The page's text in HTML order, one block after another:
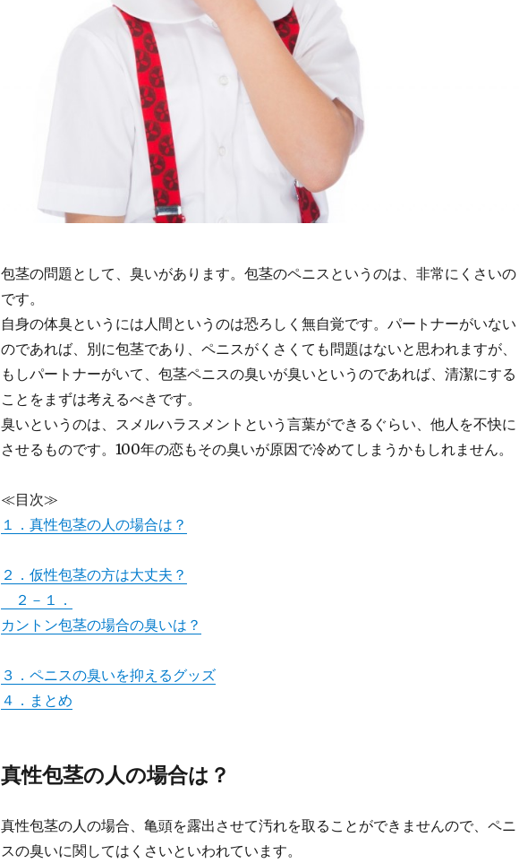
包茎の問題として、臭いがあります。包茎のペニスというのは、非常にくさいの
です。
自身の体臭というには人間というのは恐ろしく無自覚です。パートナーがいない
のであれば、別に包茎であり、ペニスがくさくても問題はないと思われますが、
もしパートナーがいて、包茎ペニスの臭いが臭いというのであれば、清潔にする
ことをまずは考えるべきです。
臭いというのは、スメルハラスメントという言葉ができるぐらい、他人を不快に
させるものです。100年の恋もその臭いが原因で冷めてしまうかもしれません。
≪目次≫
１．真性包茎の人の場合は？
２．仮性包茎の方は大丈夫？
２－１．
カントン包茎の場合の臭いは？
３．ペニスの臭いを抑えるグッズ
４．まとめ
真性包茎の人の場合は？
真性包茎の人の場合、亀頭を露出させて汚れを取ることができませんので、ペニ
スの臭いに関してはくさいといわれています。